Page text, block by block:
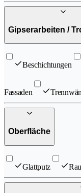
Gipserarbeiten /
Beschichtungen
Fassaden
Oberfläche
Glattputz